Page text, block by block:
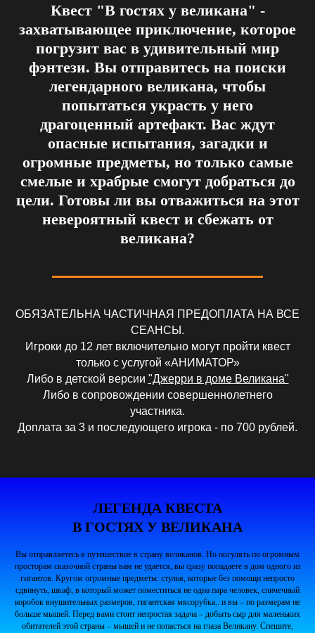
Квест "В гостях у великана" -
захватывающее приключение, которое
погрузит вас в удивительный мир
фэнтези. Вы отправитесь на поиски
легендарного великана, чтобы
попытаться украсть у него
драгоценный артефакт. Вас ждут
опасные испытания, загадки и
огромные предметы, но только самые
смелые и храбрые смогут добраться до
цели. Готовы ли вы отважиться на этот
невероятный квест и сбежать от
великана?
ОБЯЗАТЕЛЬНА ЧАСТИЧНАЯ ПРЕДОПЛАТА НА ВСЕ
СЕАНСЫ.
Игроки до 12 лет включительно могут пройти квест
только с услугой «АНИМАТОР»
Либо в детской версии "Джерри в доме Великана"
Либо в сопровождении совершеннолетнего
участника.
Доплата за 3 и последующего игрока - по 700 рублей.
ЛЕГЕНДА КВЕСТА
В ГОСТЯХ У ВЕЛИКАНА
Вы отправляетесь в путешествие в страну великанов. Но погулять по огромным
просторам сказочной страны вам не удается, вы сразу попадаете в дом одного из
гигантов. Кругом огромные предметы: стулья, которые без помощи непросто
сдвинуть, шкаф, в который может поместиться не одна пара человек, спичечный
коробок внушительных размеров, гигантская мясорубка.. и вы – по размерам не
больше мышей. Перед вами стоит непростая задача – добыть сыр для маленьких
обитателей этой страны – мышей и не попасться на глаза Великану. Спешите,